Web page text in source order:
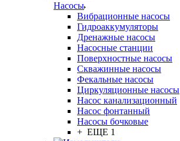
Насосы
Вибрационные насосы
Гидроаккумуляторы
Дренажные насосы
Насосные станции
Поверхностные насосы
Скважинные насосы
Фекальные насосы
Циркуляционные насосы
Насос канализационный
Насос фонтанный
Насосы бочковые
+ ЕЩЕ 1